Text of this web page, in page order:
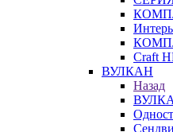
Craft
ВУЛКАН
Назад